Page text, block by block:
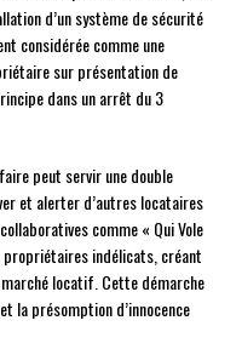
d’un système de sécurité
considérée comme une
sur présentation de
dans un arrêt du 3
peut servir une double
et alerter d’autres locataires
comme « Qui Vole
indélicats, créant
locatif. Cette démarche
la présomption d’innocence